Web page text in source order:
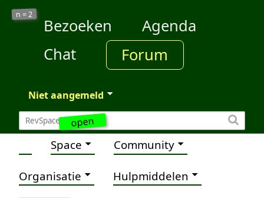
open
n =2
Bezoeken
Agenda
Chat
Forum
Niet aangemeld
Space Community
Organisatie Hulpmiddelen